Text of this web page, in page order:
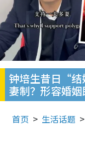
钟培生昔日“结
妻制？形容婚
首页 生活话题